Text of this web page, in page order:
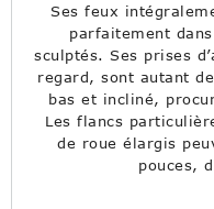
Ses feux
parfaitement
sculptés. Ses prises
regard, sont autant
bas et incliné,
Les flancs
de roue élargis
pouces,